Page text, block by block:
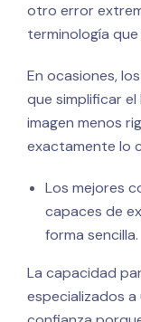
otro error
terminología
En ocasiones,
que simplificar
imagen menos
exactamente lo
Los mejores
capaces de
forma sencilla.
La capacidad
especializados